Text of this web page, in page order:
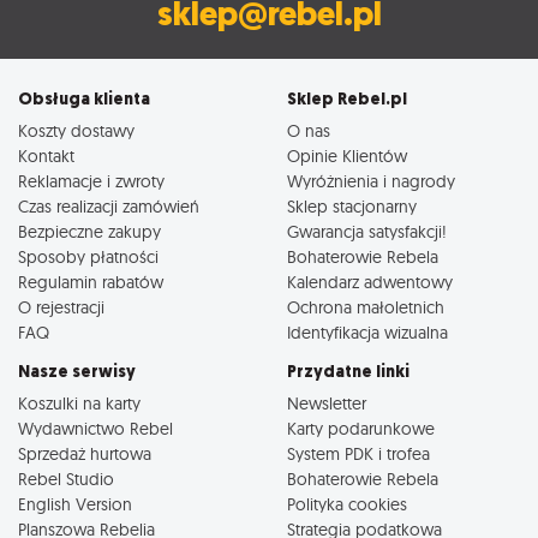
sklep@rebel.pl
Obsługa klienta
Koszty dostawy
Kontakt
Reklamacje i zwroty
Czas realizacji zamówień
Bezpieczne zakupy
Sposoby płatności
Regulamin rabatów
O rejestracji
FAQ
Sklep Rebel.pl
O nas
Opinie Klientów
Wyróżnienia i nagrody
Sklep stacjonarny
Gwarancja satysfakcji!
Bohaterowie Rebela
Kalendarz adwentowy
Ochrona małoletnich
Identyfikacja wizualna
Nasze serwisy
Koszulki na karty
Wydawnictwo Rebel
Sprzedaż hurtowa
Rebel Studio
English Version
Planszowa Rebelia
Przydatne linki
Newsletter
Karty podarunkowe
System PDK i trofea
Bohaterowie Rebela
Polityka cookies
Strategia podatkowa